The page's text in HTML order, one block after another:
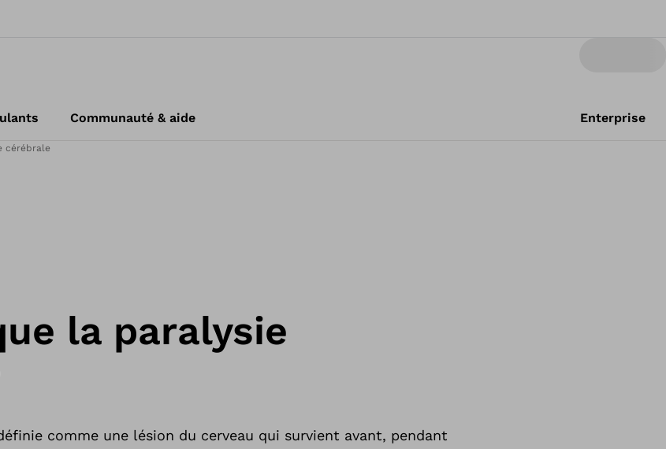
Communauté & aide Enterprise
cérébrale
la paralysie
comme une lésion du cerveau qui survient avant, pendant